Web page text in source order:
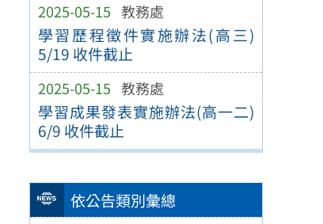
2025-05-15 教務處
學習歷程徵件實施辦法(高三)
5/19 收件截止
2025-05-15 教務處
學習成果發表實施辦法(高一二)
6/9 收件截止
依公告類別彙總